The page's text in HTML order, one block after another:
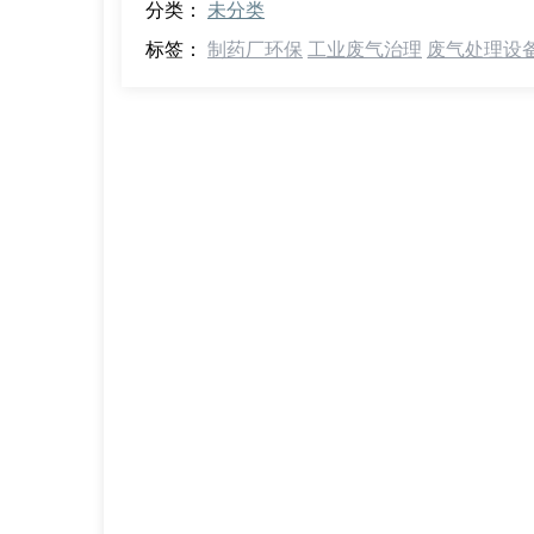
分类： 未分类
标签： 制药厂环保 工业废气治理 废气处理设